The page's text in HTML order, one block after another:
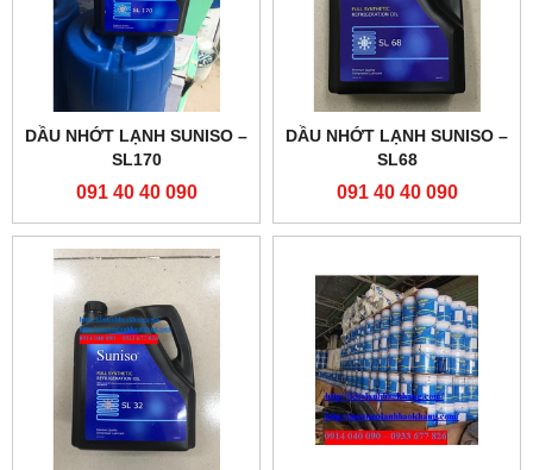
DẦU NHỚT LẠNH SUNISO –
SL170
091 40 40 090
DẦU NHỚT LẠNH SUNISO –
SL68
091 40 40 090